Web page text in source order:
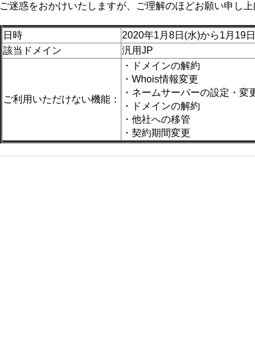
ご迷惑をおかけいたしますが、ご理解のほどお願い申し上
日時
2020年1月8日(水)から1月19
該当ドメイン
汎用JP
ご利用いただけない機能：
・ドメインの解約
・Whois情報変更
・ネームサーバーの設定・変
・ドメインの解約
・他社への移管
・契約期間変更